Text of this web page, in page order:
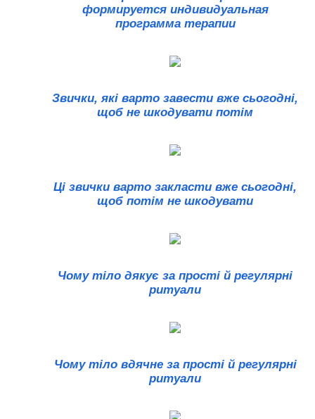
формируется индивидуальная
программа терапии
Звички, які варто завести вже сьогодні,
щоб не шкодувати потім
Ці звички варто закласти вже сьогодні,
щоб потім не шкодувати
Чому тіло дякує за прості й регулярні
ритуали
Чому тіло вдячне за прості й регулярні
ритуали